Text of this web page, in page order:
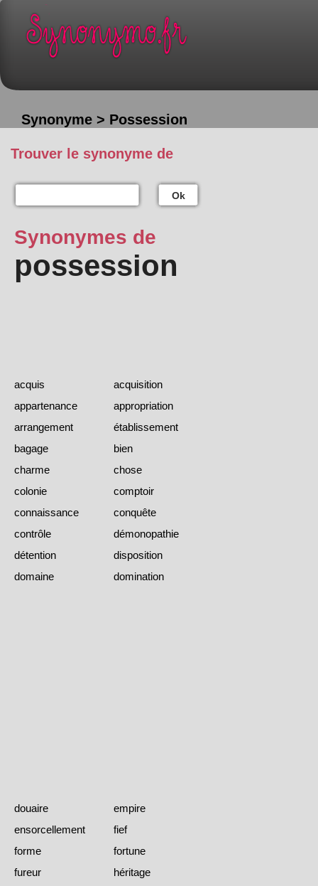
Synonyme > Possession
Trouver le synonyme de
Ok
Synonymes de
possession
acquis
acquisition
appartenance
appropriation
arrangement
établissement
bagage
bien
charme
chose
colonie
comptoir
connaissance
conquête
contrôle
démonopathie
détention
disposition
domaine
domination
douaire
empire
ensorcellement
fief
forme
fortune
fureur
héritage